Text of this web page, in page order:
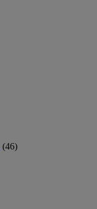
(46)